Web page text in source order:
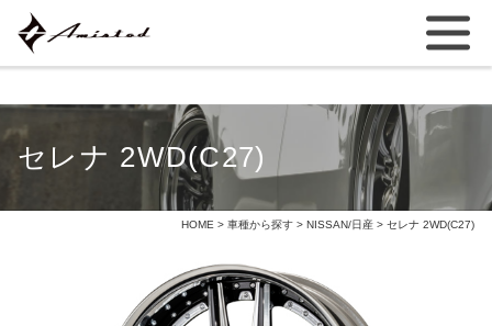
セレナ 2WD(C27)
HOME > 車種から探す > NISSAN/日産 > セレナ 2WD(C27)